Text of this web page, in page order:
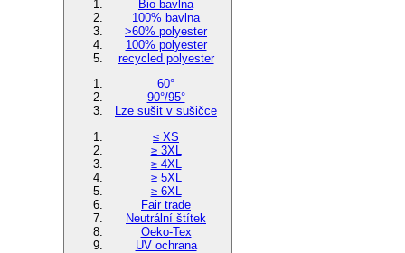
Bio-bavlna
100% bavlna
>60% polyester
100% polyester
recycled polyester
60°
90°/95°
Lze sušit v sušičce
≤ XS
≥ 3XL
≥ 4XL
≥ 5XL
≥ 6XL
Fair trade
Neutrální štítek
Oeko-Tex
UV ochrana